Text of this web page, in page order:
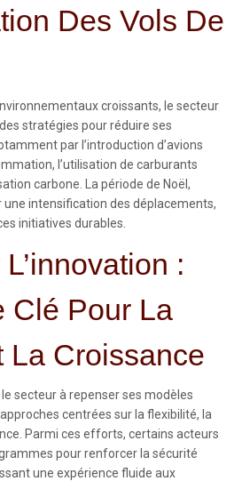
Des Vols De
croissants, le secteur
stratégies pour réduire ses
par l’introduction d’avions
l’utilisation de carburants
carbone. La période de Noël,
intensification des déplacements,
initiatives durables.
:
Clé Pour La
La Croissance
le secteur à repenser ses modèles
centrées sur la flexibilité, la
Parmi ces efforts, certains acteurs
pour renforcer la sécurité
une expérience fluide aux